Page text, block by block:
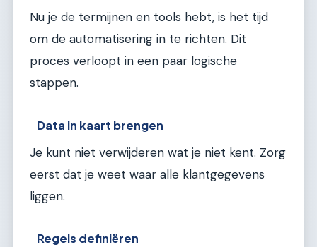
Nu je de termijnen en tools hebt, is het tijd
om de automatisering in te richten. Dit
proces verloopt in een paar logische
stappen.
Data in kaart brengen
Je kunt niet verwijderen wat je niet kent. Zorg
eerst dat je weet waar alle klantgegevens
liggen.
Regels definiëren